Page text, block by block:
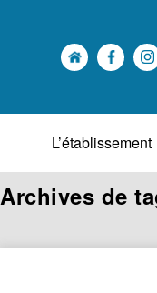
L’établissement
Archives de